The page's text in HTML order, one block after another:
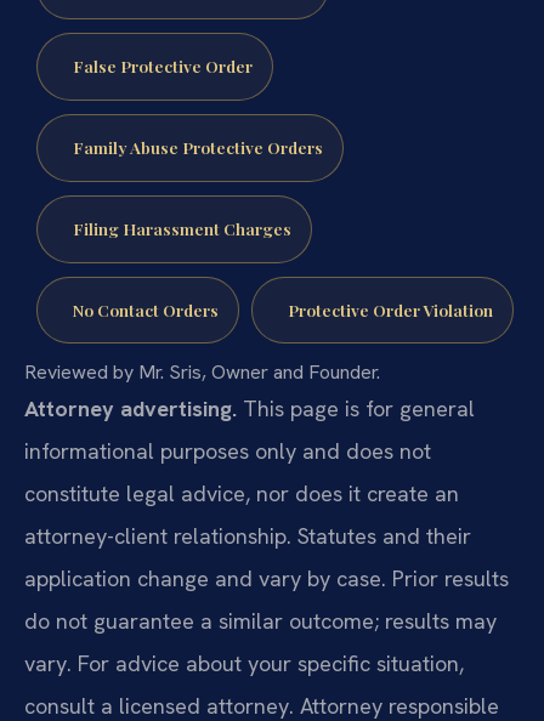
False Protective Order
Family Abuse Protective Orders
Filing Harassment Charges
No Contact Orders Protective Order Violation
Reviewed by Mr. Sris, Owner and Founder.
Attorney advertising. This page is for general
informational purposes only and does not
constitute legal advice, nor does it create an
attorney-client relationship. Statutes and their
application change and vary by case. Prior results
do not guarantee a similar outcome; results may
vary. For advice about your specific situation,
consult a licensed attorney. Attorney responsible